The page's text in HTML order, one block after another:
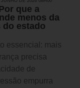
que a
menos da
estado
essencial: mais
precisa
de
empurra